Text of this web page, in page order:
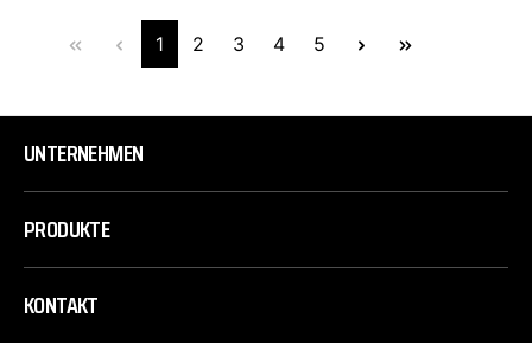
1 2 3 4 5
UNTERNEHMEN
PRODUKTE
KONTAKT